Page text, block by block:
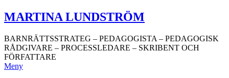
Hoppa
till
MARTINA LUNDSTRÖM
BARNRÄTTSSTRATEG – PEDAGOGISTA – PEDAGOGISK
RÅDGIVARE – PROCESSLEDARE – SKRIBENT OCH
FÖRFATTARE
Meny